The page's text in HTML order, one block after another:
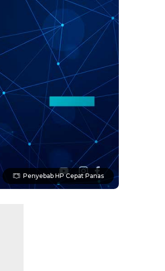
Penyebab HP Cepat Panas